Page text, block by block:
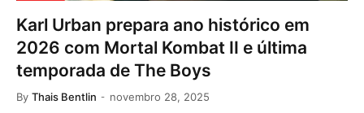
Karl Urban prepara ano histórico em
2026 com Mortal Kombat II e última
temporada de The Boys
By Thais Bentlin novembro 28, 2025